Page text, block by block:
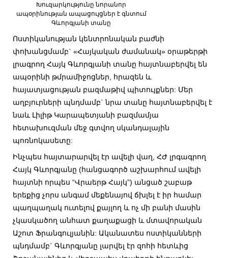
Խուզարկությունը նորանոր
ապօրինության ապացույցներ է գնտում
Գևորգյանի տանը
Ոստիկանության կենտրոնական բաժնի
փոխանցմամբ` «Հայկական ժամանակ» օրաթերթի
լրագրող Հայկ Գևորգյանի տանը հայտնաբերվել են
ապօրինի թմրամիջոցներ, հրազեն և
հայատյացության բազմաթիվ պիտույքներ: Մեր
աղբյուրների պնդմամբ` նրա տանը հայտնաբերվել է
նաև Լիլիթ Կարապետյանի բազմամյա
հետախուզման մեջ գտվող սկանդալային
պոռնոկասետը:
Ինչպես հայտարարվել էր ավելի վաղ, ՀԺ լրգագրող
Հայկ Գևորգյանը (հանցագործ աշխարհում ավելի
հայտնի որպես “Վրաերթ Հայկ”) անցած շաբաթ
երեքից չորս անգամ մեքենայով ճխլել է իր համար
պաղպաղակ ուտելով քայլող և ոչ մի բանի մասին
չկասկածող անհատ քաղաքացի և մտավորական
Աշոտ Ֆրանգուլյանին: Ականատես ոստիկանների
պնդմամբ` Գևորգյանը լարվել էր զոհի հետևից